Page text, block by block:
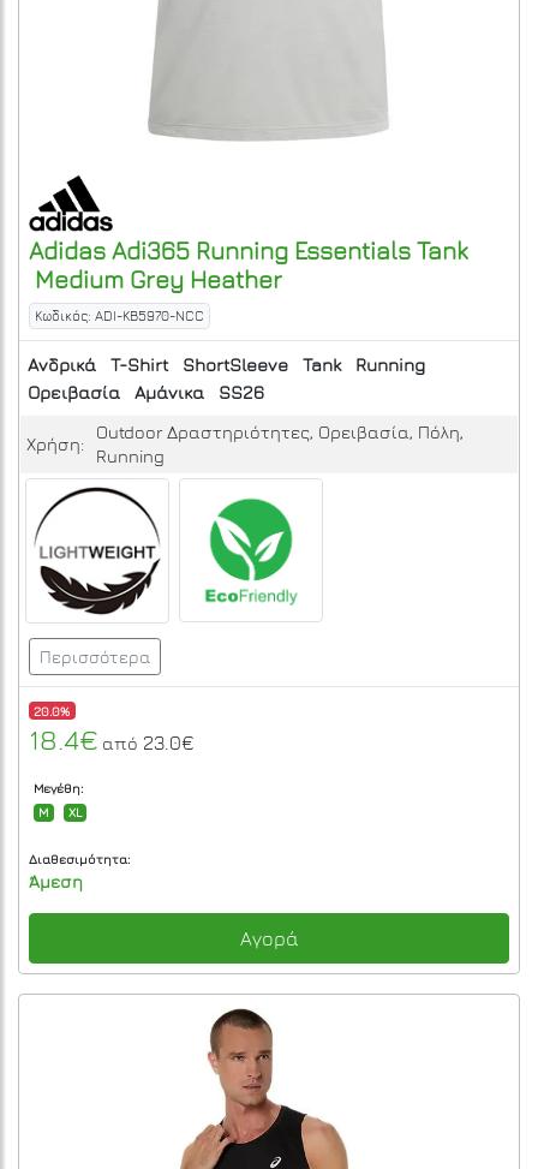
Adidas Adi365 Running Essentials Tank
Medium Grey Heather
Κωδικός: ADI-KB5970-NCC
Ανδρικά T-Shirt ShortSleeve Tank
Running
Ορειβασία
Αμάνικα SS26
Χρήση:
Outdoor Δραστηριότητες, Ορειβασία, Πόλη,
Running
Περισσότερα
20.0%
18.4€ από 23.0€
Μεγέθη:
M
XL
Διαθεσιμότητα:
Άμεση
Αγορά